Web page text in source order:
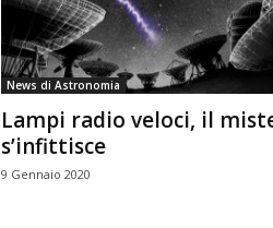
n
o
m
i
News di Astronomia
Lampi radio veloci, il
s’infittisce
9 Gennaio 2020